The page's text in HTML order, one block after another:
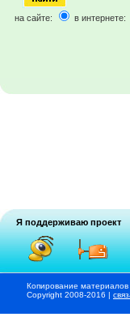
на сайте: в интернете:
Я поддерживаю проект
Копирование
Copyright 2008-2016 |